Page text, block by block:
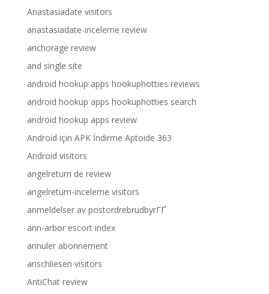
Anastasiadate visitors
anastasiadate-inceleme review
anchorage review
and single site
android hookup apps hookuphotties reviews
android hookup apps hookuphotties search
android hookup apps review
Android için APK İndirme Aptoide 363
Android visitors
angelreturn de review
angelreturn-inceleme visitors
anmeldelser av postordrebrudbyrГҐ
ann-arbor escort index
annuler abonnement
anschliesen visitors
AntiChat review